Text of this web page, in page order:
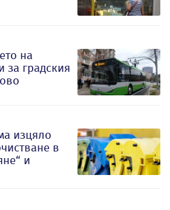
на
за градския
изцяло
в
и